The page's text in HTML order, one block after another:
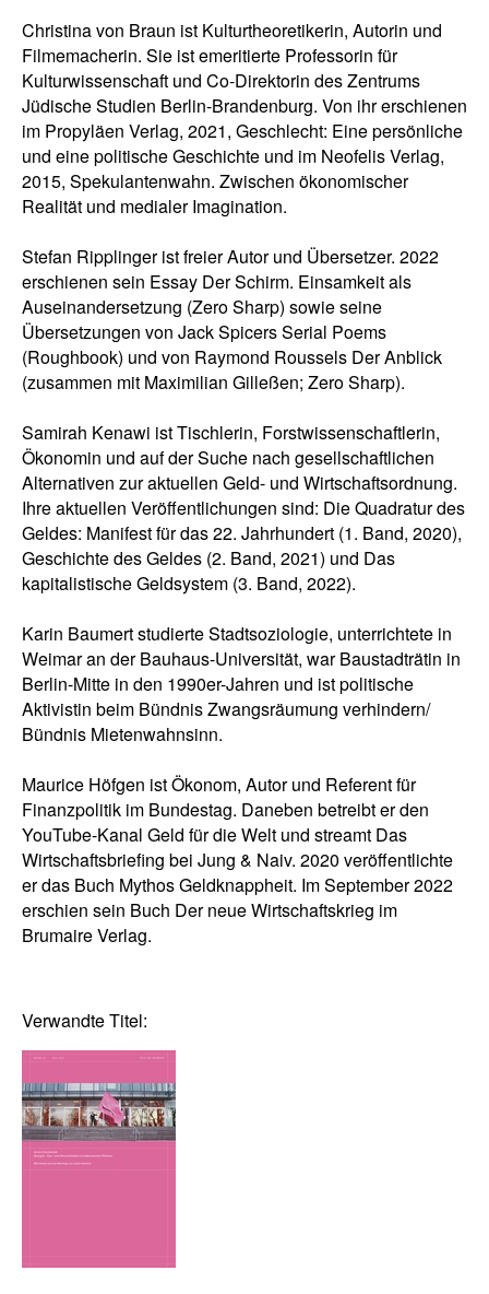
Christina von Braun ist Kulturtheoretikerin, Autorin und
Filmemacherin. Sie ist emeritierte Professorin für
Kulturwissenschaft und Co-Direktorin des Zentrums
Jüdische Studien Berlin-Brandenburg. Von ihr erschienen
im Propyläen Verlag, 2021, Geschlecht: Eine persönliche
und eine politische Geschichte und im Neofelis Verlag,
2015, Spekulantenwahn. Zwischen ökonomischer
Realität und medialer Imagination.
Stefan Ripplinger ist freier Autor und Übersetzer. 2022
erschienen sein Essay Der Schirm. Einsamkeit als
Auseinandersetzung (Zero Sharp) sowie seine
Übersetzungen von Jack Spicers Serial Poems
(Roughbook) und von Raymond Roussels Der Anblick
(zusammen mit Maximilian Gilleßen; Zero Sharp).
Samirah Kenawi ist Tischlerin, Forstwissenschaftlerin,
Ökonomin und auf der Suche nach gesellschaftlichen
Alternativen zur aktuellen Geld- und Wirtschaftsordnung.
Ihre aktuellen Veröffentlichungen sind: Die Quadratur des
Geldes: Manifest für das 22. Jahrhundert (1. Band, 2020),
Geschichte des Geldes (2. Band, 2021) und Das
kapitalistische Geldsystem (3. Band, 2022).
Karin Baumert studierte Stadtsoziologie, unterrichtete in
Weimar an der Bauhaus-Universität, war Baustadträtin in
Berlin-Mitte in den 1990er-Jahren und ist politische
Aktivistin beim Bündnis Zwangsräumung verhindern/
Bündnis Mietenwahnsinn.
Maurice Höfgen ist Ökonom, Autor und Referent für
Finanzpolitik im Bundestag. Daneben betreibt er den
YouTube-Kanal Geld für die Welt und streamt Das
Wirtschaftsbriefing bei Jung & Naiv. 2020 veröffentlichte
er das Buch Mythos Geldknappheit. Im September 2022
erschien sein Buch Der neue Wirtschaftskrieg im
Brumaire Verlag.
Verwandte Titel: